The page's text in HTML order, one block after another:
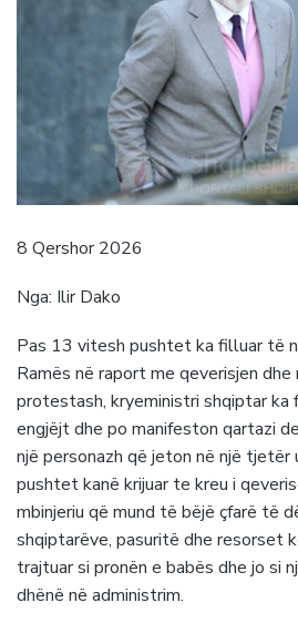
8 Qershor 2026
Nga: Ilir Dako
Pas 13 vitesh pushtet ka filluar të
Ramës në raport me qeverisjen
protestash, kryeministri shqiptar
engjëjt dhe po manifeston qartazi
një personazh që jeton në një
pushtet kanë krijuar te kreu i
mbinjeriu që mund të bëjë çfarë të
shqiptarëve, pasuritë dhe resorset
trajtuar si pronën e babës dhe jo si
dhënë në administrim.